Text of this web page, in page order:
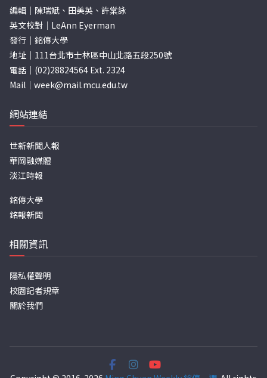
編輯｜陳瑞斌、田美英、許棠詠
英文校對｜LeAnn Eyerman
發行｜銘傳大學
地址｜111台北市士林區中山北路五段250號
電話｜(02)28824564 Ext. 2324
Mail｜ week@mail.mcu.edu.tw
網站連結
世新新聞人報
華岡融媒體
淡江時報
銘傳大學
銘報新聞
相關資訊
隱私權聲明
校園記者規章
關於我們